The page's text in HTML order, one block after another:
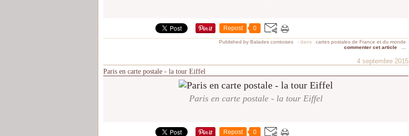
Repost 0
Published by Balades comtoises - dans
cartes postales de France et du monde
commenter cet article
4 septembre 2015
Paris en carte postale - la tour Eiffel
Paris en carte postale - la tour Eiffel
Repost 0